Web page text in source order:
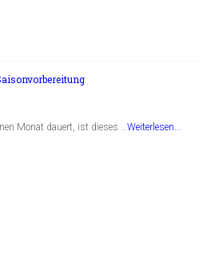
Monat dauert, ist dieses …Weiterlesen...